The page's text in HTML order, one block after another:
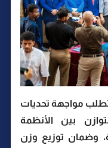
مواجهة تحديات
بين الأنظمة
وضمان توزيع وزن